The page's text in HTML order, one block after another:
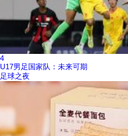
4
U17男足国家队：未来可期
足球之夜